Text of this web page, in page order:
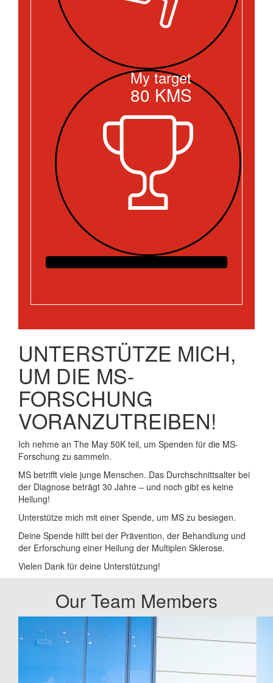
My target
80 KMS
UNTERSTÜTZE MICH,
UM DIE MS-
FORSCHUNG
VORANZUTREIBEN!
Ich nehme an The May 50K teil, um Spenden für die MS-
Forschung zu sammeln.
MS betrifft viele junge Menschen. Das Durchschnittsalter bei
der Diagnose beträgt 30 Jahre – und noch gibt es keine
Heilung!
Unterstütze mich mit einer Spende, um MS zu besiegen.
Deine Spende hilft bei der Prävention, der Behandlung und
der Erforschung einer Heilung der Multiplen Sklerose.
Vielen Dank für deine Unterstützung!
Our Team Members